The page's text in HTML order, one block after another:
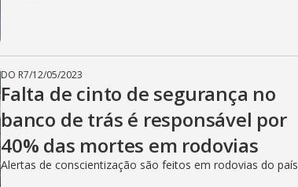
DO R7/12/05/2023
Falta de cinto de segurança no
banco de trás é responsável por
40% das mortes em rodovias
Alertas de conscientização são feitos em rodovias do país